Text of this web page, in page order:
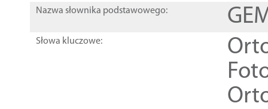
Nazwa słownika podstawowego:
Słowa kluczowe: